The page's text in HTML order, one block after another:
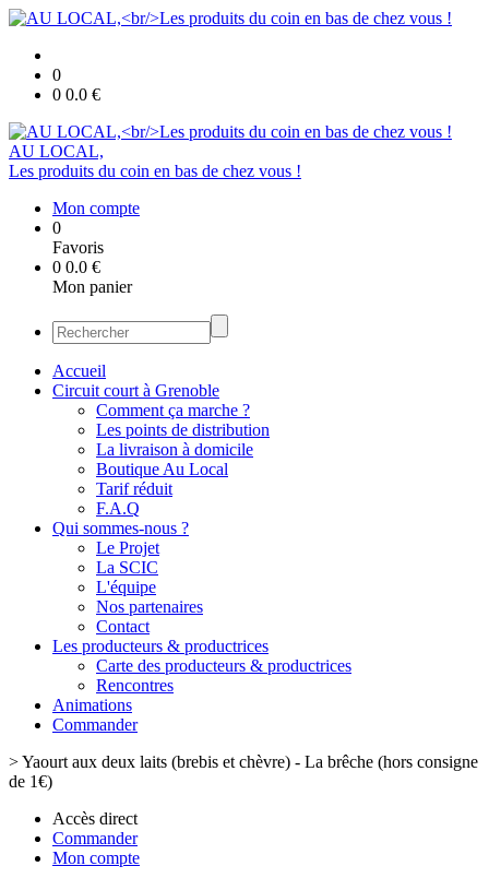
0
0 0.0 €
AU LOCAL,
Les produits du coin en bas de chez vous !
Mon compte
0
Favoris
0 0.0 €
Mon panier
Accueil
Circuit court à Grenoble
Comment ça marche ?
Les points de distribution
La livraison à domicile
Boutique Au Local
Tarif réduit
F.A.Q
Qui sommes-nous ?
Le Projet
La SCIC
L'équipe
Nos partenaires
Contact
Les producteurs & productrices
Carte des producteurs & productrices
Rencontres
Animations
Commander
>Yaourt aux deux laits (brebis et chèvre) - La brêche (hors consigne
de 1€)
Accès direct
Commander
Mon compte